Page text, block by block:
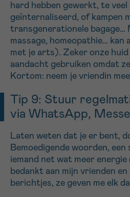
hard hebben gewerkt, te veel
geïnternaliseerd, of kampen
transgenerationele bagage…
massage, homeopathie… kan
met je arts). Zeker onze
aandacht gebruiken omdat
Kortom: neem je vriendin
Tip 9: Stuur
via WhatsApp,
Laten weten dat je er bent,
Bemoedigende woorden,
iemand net wat meer
bedankt aan mijn vrienden
berichtjes, ze geven me elk